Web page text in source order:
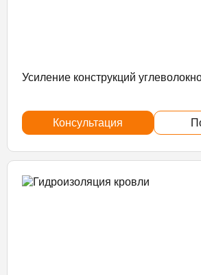
Усиление конструкций
Консультация